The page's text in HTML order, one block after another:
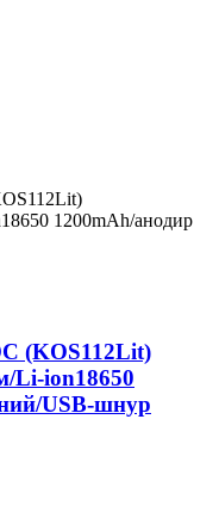
(KOS112Lit)
Li-ion18650
USB-шнур